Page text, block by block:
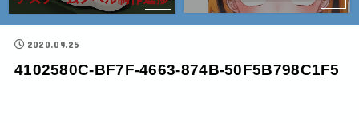
2020.09.25
4102580C-BF7F-4663-874B-50F5B798C1F5